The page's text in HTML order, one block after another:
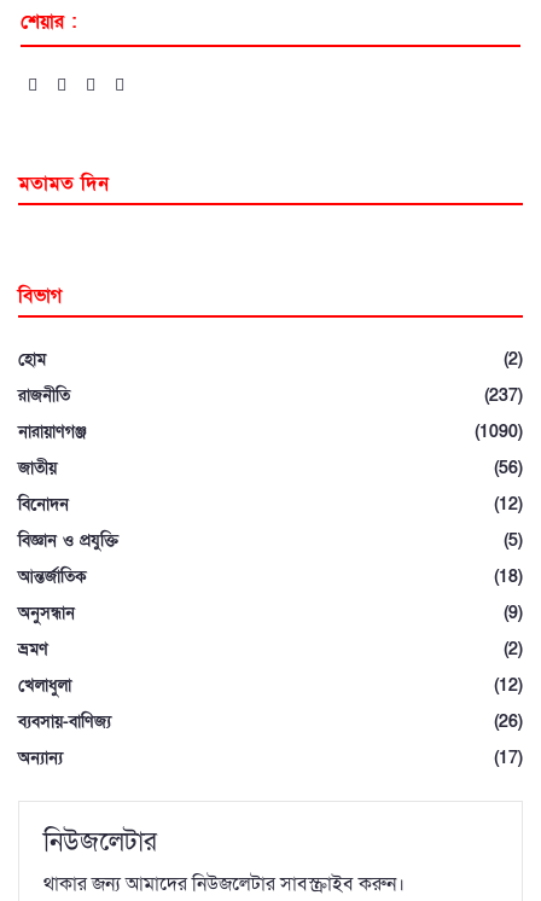
শেয়ার :
মতামত দিন
বিভাগ
হোম
(2)
রাজনীতি
(237)
নারায়াণগঞ্জ
(1090)
জাতীয়
(56)
বিনোদন
(12)
বিজ্ঞান ও প্রযুক্তি
(5)
আন্তর্জাতিক
(18)
অনুসন্ধান
(9)
ভ্রমণ
(2)
খেলাধুলা
(12)
ব্যবসায়-বাণিজ্য
(26)
অন্যান্য
(17)
নিউজলেটার
থাকার জন্য আমাদের নিউজলেটার সাবস্ক্রাইব করুন।